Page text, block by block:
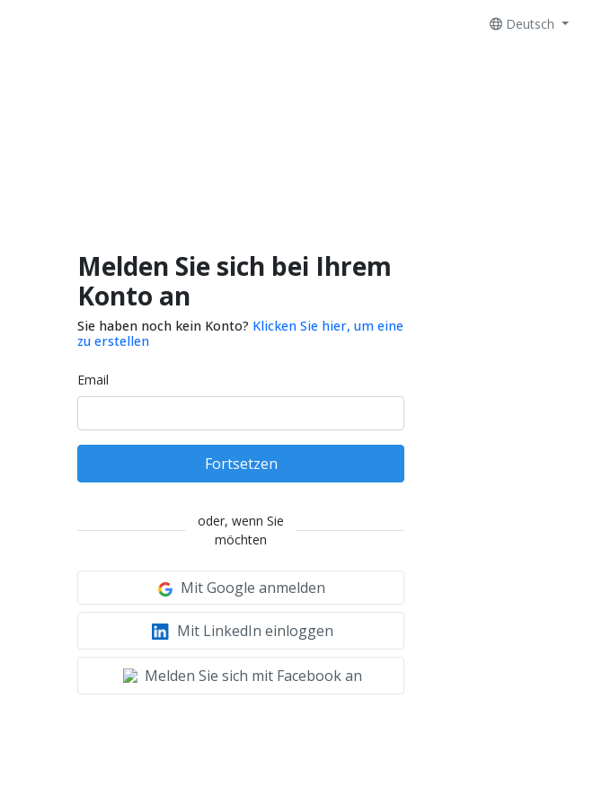
Deutsch
Melden Sie sich bei Ihrem
Konto an
Sie haben noch kein Konto? Klicken Sie hier, um eine
zu erstellen
Email
Fortsetzen
oder, wenn Sie
möchten
Mit Google anmelden
Mit LinkedIn einloggen
Melden Sie sich mit Facebook an